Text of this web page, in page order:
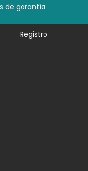
de garantía
Registro